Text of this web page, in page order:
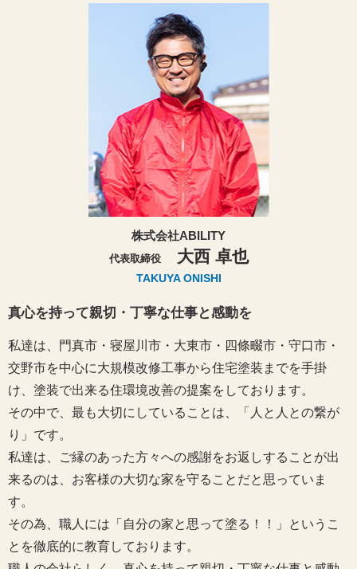
株式会社ABILITY
代表取締役 大西 卓也
TAKUYA ONISHI
真心を持って親切・丁寧な仕事と感動を
私達は、門真市・寝屋川市・大東市・四條畷市・守口市・
交野市を中心に大規模改修工事から住宅塗装までを手掛
け、塗装で出来る住環境改善の提案をしております。
その中で、最も大切にしていることは、「人と人との繋が
り」です。
私達は、ご縁のあった方々への感謝をお返しすることが出
来るのは、お客様の大切な家を守ることだと思っていま
す。
その為、職人には「自分の家と思って塗る！！」というこ
とを徹底的に教育しております。